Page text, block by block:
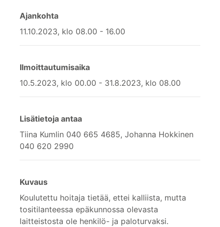
Ajankohta
11.10.2023, klo 08.00 - 16.00
Ilmoittautumisaika
10.5.2023, klo 00.00 - 31.8.2023, klo 08.00
Lisätietoja antaa
Tiina Kumlin 040 665 4685, Johanna Hokkinen
040 620 2990
Kuvaus
Koulutettu hoitaja tietää, ettei kalliista, mutta
tositilanteessa epäkunnossa olevasta
laitteistosta ole henkilö- ja paloturvaksi.